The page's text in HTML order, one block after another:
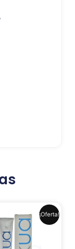
¡Oferta!
€.
precio
actual
es:
6,41 €.
Este